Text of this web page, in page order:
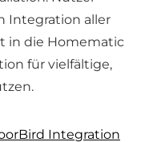
Integration aller
in die Homematic
für vielfältige,
Integration